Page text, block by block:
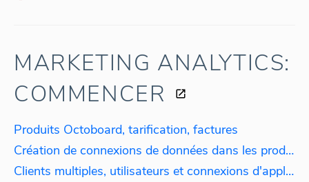
MARKETING ANALYTICS:
COMMENCER
Produits Octoboard, tarification, factures
Création de connexions de données dans les produits principaux d'Octoboard.
Clients multiples, utilisateurs et connexions d'applications multiples